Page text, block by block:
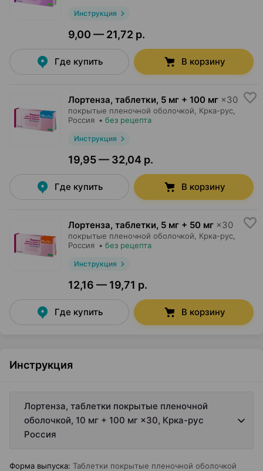
Инструкция
9,00 — 21,72 р.
Где купить В корзину
Лортенза, таблетки, 5 мг + 100 мг ×30
покрытые пленочной оболочкой, Крка-рус
Россия • без рецепта
Инструкция
19,95 — 32,04 р.
Где купить В корзину
Лортенза, таблетки, 5 мг + 50 мг ×30
покрытые пленочной оболочкой, Крка-рус
Россия • без рецепта
Инструкция
12,16 — 19,71 р.
Где купить В корзину
Инструкция
Лортенза, таблетки покрытые пленочной
оболочкой, 10 мг + 100 мг ×30, Крка-рус
Россия
Форма выпуска: Таблетки покрытые пленочной оболочкой